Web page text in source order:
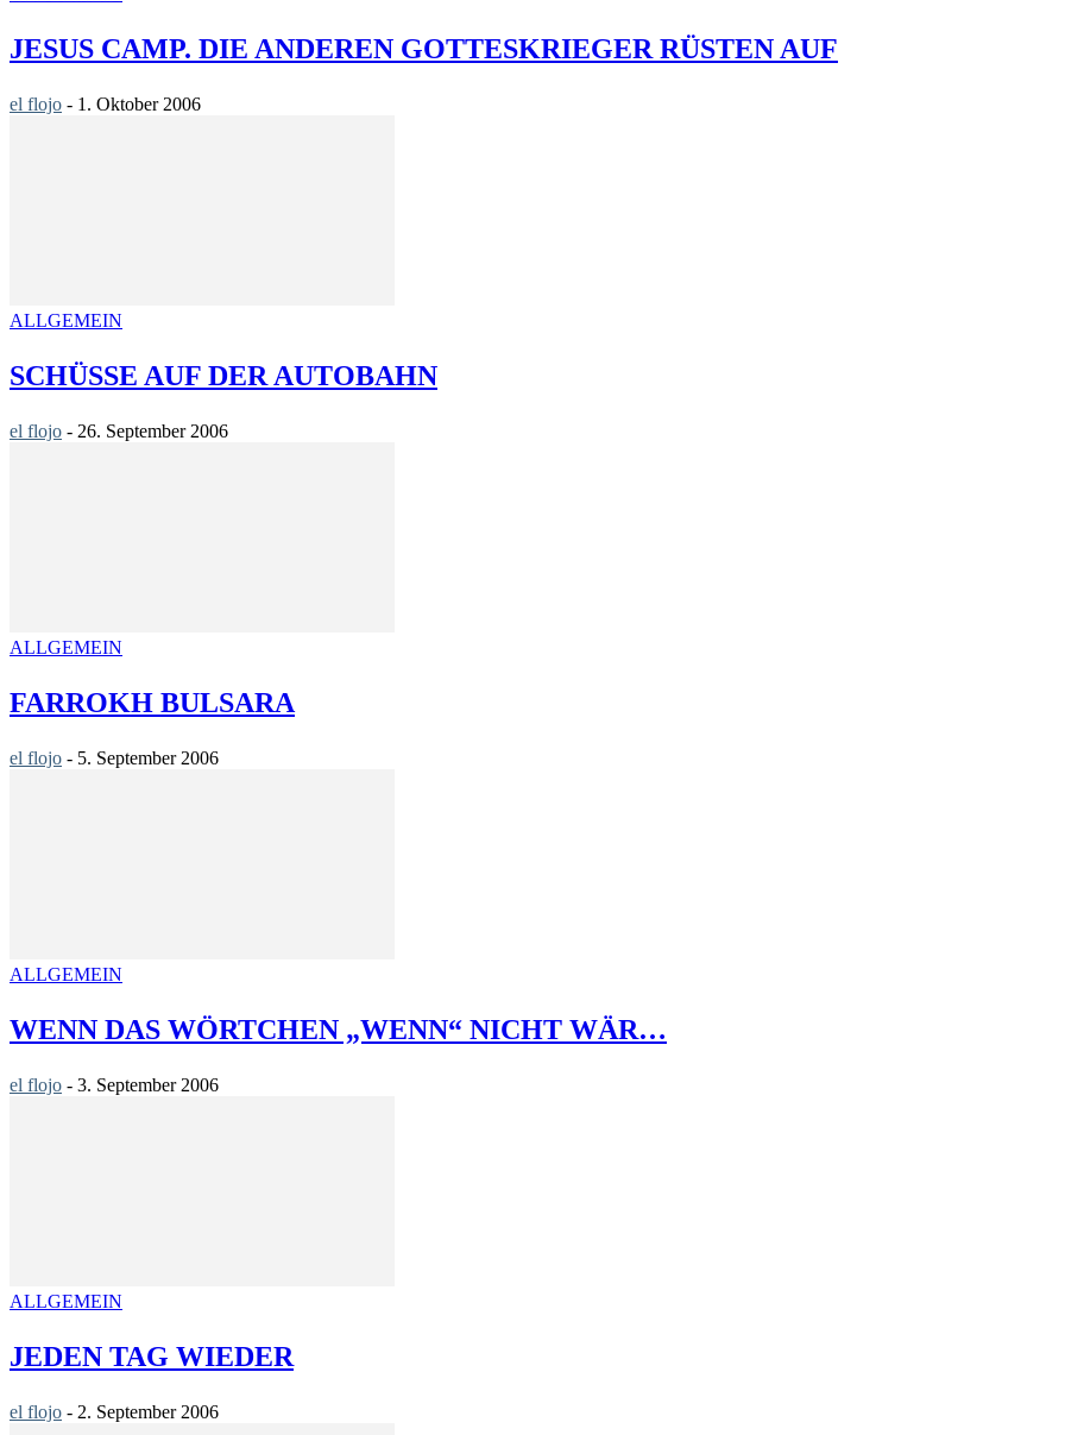
JESUS CAMP. DIE ANDEREN GOTTESKRIEGER RÜSTEN AUF
el flojo - 1. Oktober 2006
ALLGEMEIN
SCHÜSSE AUF DER AUTOBAHN
el flojo - 26. September 2006
ALLGEMEIN
FARROKH BULSARA
el flojo - 5. September 2006
ALLGEMEIN
WENN DAS WÖRTCHEN „WENN“ NICHT WÄR…
el flojo - 3. September 2006
ALLGEMEIN
JEDEN TAG WIEDER
el flojo - 2. September 2006